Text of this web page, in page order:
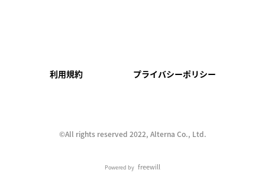
利用規約 プライバシーポリシー
©︎All rights reserved 2022, Alterna Co., Ltd.
Powered by freewill